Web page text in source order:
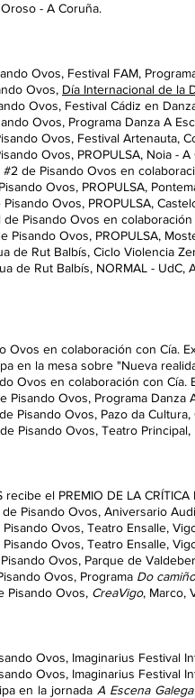
- A Coruña.
Ovos, Festival FAM,
Ovos, Día Internacional de la
Ovos, Festival Cádiz en
Ovos, Programa Danza A
Ovos, Festival Artenauta,
Ovos, PROPULSA, Noia - A
#2 de Pisando Ovos en
Ovos, PROPULSA,
Ovos, PROPULSA,
Pisando Ovos en
Pisando Ovos, PROPULSA,
de Rut Balbís, Ciclo Violencia
de Rut Balbís, NORMAL - UdC,
Ovos en colaboración con Cía.
en la mesa sobre "Nueva
Ovos en colaboración con Cía.
Pisando Ovos, Programa Danza
Pisando Ovos, Pazo da
Pisando Ovos, Teatro
el PREMIO DE LA CRÍTICA
Pisando Ovos, Aniversario
Ovos, Teatro Ensalle,
Ovos, Teatro Ensalle,
Ovos, Parque de
Ovos, Programa Do
Pisando Ovos, CreaVigo, Marco,
Ovos, Imaginarius Festival
Ovos, Imaginarius Festival
en la jornada A Escena